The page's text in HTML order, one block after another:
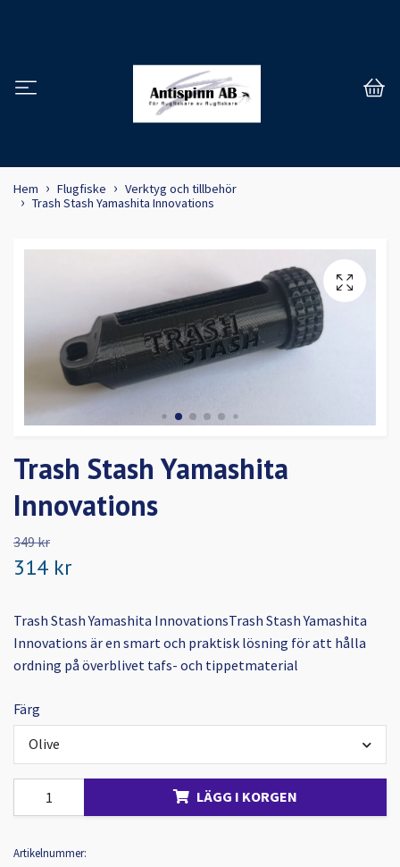
Hem Flugfiske
Verktyg och tillbehör
Trash Stash Yamashita Innovations
Trash Stash Yamashita
Innovations
349 kr
314 kr
Trash Stash Yamashita InnovationsTrash Stash Yamashita
Innovations är en smart och praktisk lösning för att hålla
ordning på överblivet tafs- och tippetmaterial
Färg
Olive
LÄGG I KORGEN
Artikelnummer: